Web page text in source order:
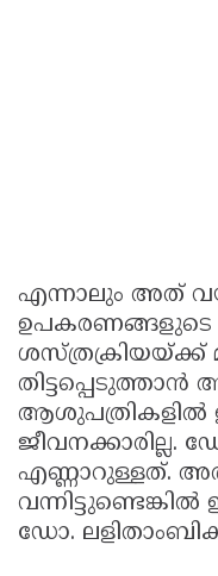
എന്നാലും അത്
ഉപകരണങ്ങളുടെ
ആശുപത്രികളിൽ
എണ്ണാറുള്ളത്.
ഡോ.